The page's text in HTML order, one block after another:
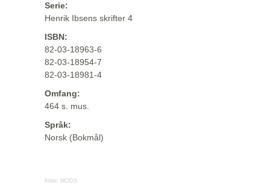
Serie:
Henrik Ibsens skrifter 4
ISBN:
82-03-18963-6
82-03-18954-7
82-03-18981-4
Omfang:
464 s. mus.
Språk:
Norsk (Bokmål)
Kilde: MODS